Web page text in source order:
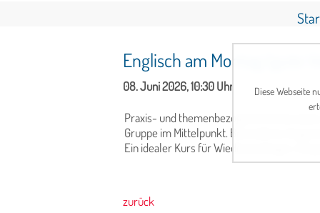
Englisch am Montag (gute
08. Juni 2026, 10:30 Uhr
Praxis- und themenbezogene
Gruppe im Mittelpunkt. Besonderes
Ein idealer Kurs für Wiedereinsteiger mit
zurück
Diese Webseite